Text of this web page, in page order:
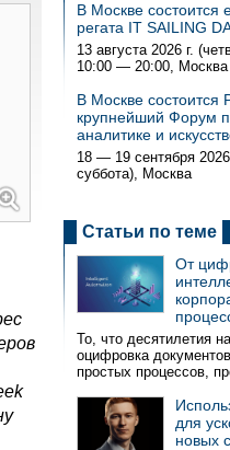
В Москве состоится
регата IT SAILING
13 августа 2026 г.
10:00 — 20:00, Москва
В Москве состоится
крупнейший Форум
аналитике и
18 — 19 сентября
суббота), Москва
Статьи по теме
От
То, что десятилетия
оцифровка
простых процессов,
для
новых